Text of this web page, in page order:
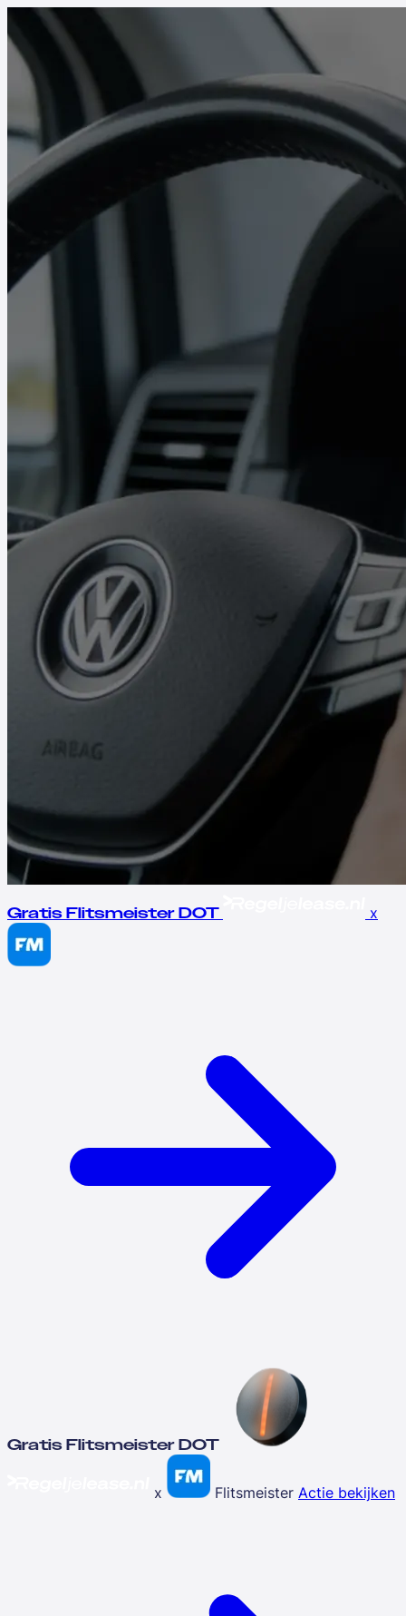
Gratis Flitsmeister DOT x
Gratis Flitsmeister DOT
x Flitsmeister Actie bekijken